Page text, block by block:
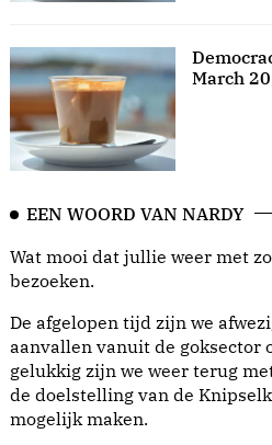
March
EEN WOORD VAN NARDY
Wat mooi dat jullie weer met
bezoeken.
De afgelopen tijd zijn we
aanvallen vanuit de goksector
gelukkig zijn we weer terug
de doelstelling van de
mogelijk maken.